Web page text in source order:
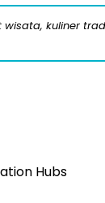
kuliner
Hubs